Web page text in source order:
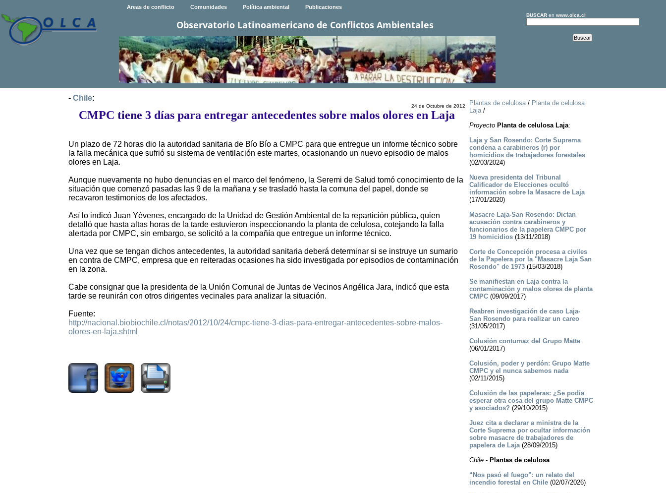
Areas de conflicto Comunidades Política ambiental Publicaciones
Observatorio Latinoamericano de Conflictos Ambientales
BUSCARen www.olca.cl
- Chile:
24 de Octubre de 2012
CMPC tiene 3 días para entregar antecedentes sobre malos olores en Laja
Un plazo de 72 horas dio la autoridad sanitaria de Bío Bío a CMPC para que entregue un informe técnico sobre
la falla mecánica que sufrió su sistema de ventilación este martes, ocasionando un nuevo episodio de malos
olores en Laja.
Aunque nuevamente no hubo denuncias en el marco del fenómeno, la Seremi de Salud tomó conocimiento de la
situación que comenzó pasadas las 9 de la mañana y se trasladó hasta la comuna del papel, donde se
recavaron testimonios de los afectados.
Así lo indicó Juan Yévenes, encargado de la Unidad de Gestión Ambiental de la repartición pública, quien
detalló que hasta altas horas de la tarde estuvieron inspeccionando la planta de celulosa, cotejando la falla
alertada por CMPC, sin embargo, se solicitó a la compañía que entregue un informe técnico.
Una vez que se tengan dichos antecedentes, la autoridad sanitaria deberá determinar si se instruye un sumario
en contra de CMPC, empresa que en reiteradas ocasiones ha sido investigada por episodios de contaminación
en la zona.
Cabe consignar que la presidenta de la Unión Comunal de Juntas de Vecinos Angélica Jara, indicó que esta
tarde se reunirán con otros dirigentes vecinales para analizar la situación.
Fuente:
http://nacional.biobiochile.cl/notas/2012/10/24/cmpc-tiene-3-dias-para-entregar-antecedentes-sobre-malos-
olores-en-laja.shtml
Plantas de celulosa/ Planta de celulosa
Laja/
Proyecto Planta de celulosa Laja:
Laja y San Rosendo: Corte Suprema
condena a carabineros (r) por
homicidios de trabajadores forestales
(02/03/2024)
Nueva presidenta del Tribunal
Calificador de Elecciones ocultó
información sobre la Masacre de Laja
(17/01/2020)
Masacre Laja-San Rosendo: Dictan
acusación contra carabineros y
funcionarios de la papelera CMPC por
19 homicidios(13/11/2018)
Corte de Concepción procesa a civiles
de la Papelera por la "Masacre Laja San
Rosendo" de 1973(15/03/2018)
Se manifiestan en Laja contra la
contaminación y malos olores de planta
CMPC(09/09/2017)
Reabren investigación de caso Laja-
San Rosendo para realizar un careo
(31/05/2017)
Colusión contumaz del Grupo Matte
(06/01/2017)
Colusión, poder y perdón: Grupo Matte
CMPC y el nunca sabemos nada
(02/11/2015)
Colusión de las papeleras: ¿Se podía
esperar otra cosa del grupo Matte CMPC
y asociados? (29/10/2015)
Juez cita a declarar a ministra de la
Corte Suprema por ocultar información
sobre masacre de trabajadores de
papelera de Laja(28/09/2015)
Chile- Plantas de celulosa
“Nos pasó el fuego”: un relato del
incendio forestal en Chile(02/07/2026)